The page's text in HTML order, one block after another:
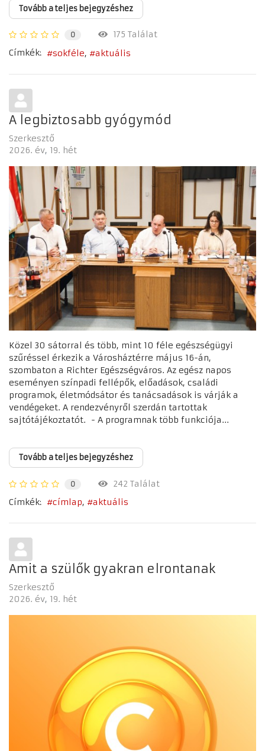
Tovább a teljes bejegyzéshez
0
175 Találat
Címkék:
sokféle aktuális
A legbiztosabb gyógymód
Szerkesztő
2026. év 19. hét
Közel 30 sátorral és több, mint 10 féle egészségügyi
szűréssel érkezik a Városháztérre május 16-án,
szombaton a Richter Egészségváros. Az egész napos
eseményen színpadi fellépők, előadások, családi
programok, életmódsátor és tanácsadások is várják a
vendégeket. A rendezvényről szerdán tartottak
sajtótájékoztatót. - A programnak több funkciója...
Tovább a teljes bejegyzéshez
0
242 Találat
Címkék:
címlap aktuális
Amit a szülők gyakran elrontanak
Szerkesztő
2026. év 19. hét